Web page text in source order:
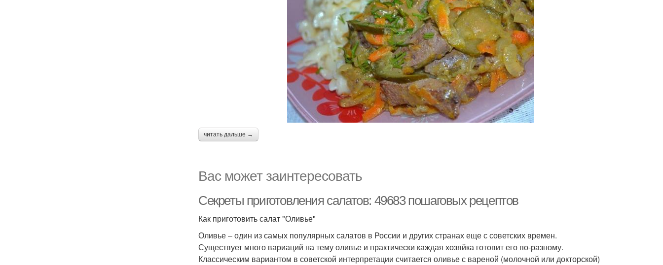
читать дальше →
Вас может заинтересовать
Секреты приготовления салатов: 49683 пошаговых рецептов
Как приготовить салат "Оливье"
Оливье – один из самых популярных салатов в России и других странах еще с советских времен.
Существует много вариаций на тему оливье и практически каждая хозяйка готовит его по-разному.
Классическим вариантом в советской интерпретации считается оливье с вареной (молочной или докторской)